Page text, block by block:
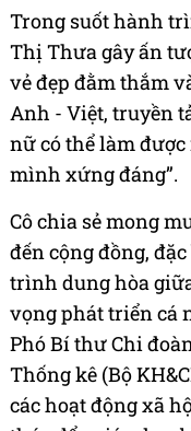
Trong suốt hành
Thị Thưa gây ấn
vẻ đẹp đằm thắm
Anh - Việt, truyền
nữ có thể làm
mình xứng đáng”.
Cô chia sẻ mong
đến cộng đồng,
trình dung hòa
vọng phát triển cá
Phó Bí thư Chi
Thống kê (Bộ
các hoạt động xã